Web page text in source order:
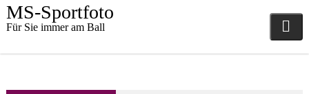
Skip
toMS-Sportfoto
Für Sie immer am Ball